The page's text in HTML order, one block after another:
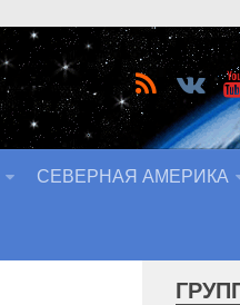
СЕВЕРНАЯ АМЕРИКА